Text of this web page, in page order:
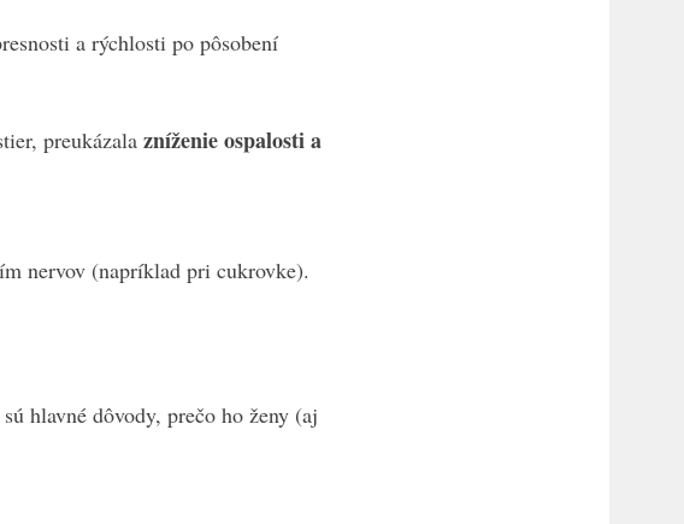
a rýchlosti po pôsobení
preukázala zníženie ospalosti a
nervov (napríklad pri cukrovke).
hlavné dôvody, prečo ho ženy (aj